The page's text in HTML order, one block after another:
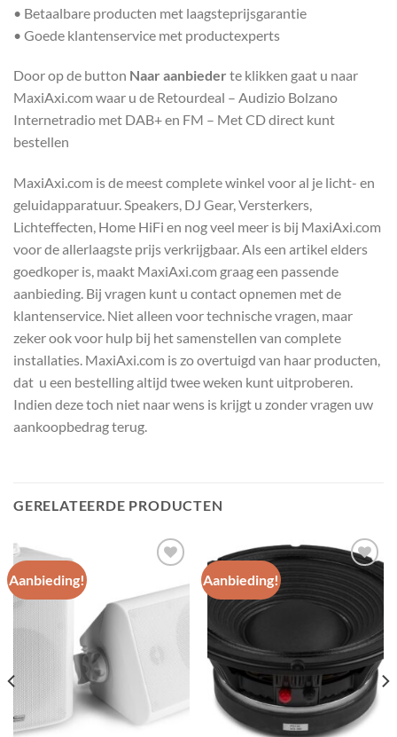
• Betaalbare producten met laagsteprijsgarantie
• Goede klantenservice met productexperts
Door op de button Naar aanbieder te klikken gaat u naar
MaxiAxi.com waar u de Retourdeal – Audizio Bolzano
Internetradio met DAB+ en FM – Met CD direct kunt
bestellen
MaxiAxi.com is de meest complete winkel voor al je licht- en
geluidapparatuur. Speakers, DJ Gear, Versterkers,
Lichteffecten, Home HiFi en nog veel meer is bij MaxiAxi.com
voor de allerlaagste prijs verkrijgbaar. Als een artikel elders
goedkoper is, maakt MaxiAxi.com graag een passende
aanbieding. Bij vragen kunt u contact opnemen met de
klantenservice. Niet alleen voor technische vragen, maar
zeker ook voor hulp bij het samenstellen van complete
installaties. MaxiAxi.com is zo overtuigd van haar producten,
dat u een bestelling altijd twee weken kunt uitproberen.
Indien deze toch niet naar wens is krijgt u zonder vragen uw
aankoopbedrag terug.
GERELATEERDE PRODUCTEN
Aanbieding! Aanbieding!
Toevoegen
aan